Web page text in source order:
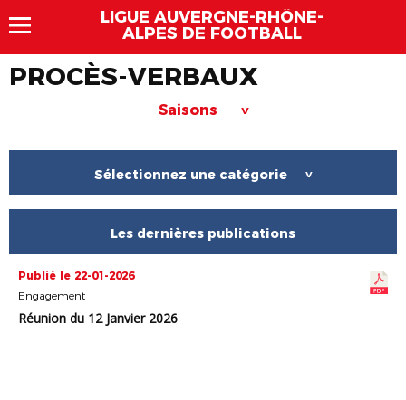
LIGUE AUVERGNE-RHÔNE-
ALPES DE FOOTBALL
PROCÈS-VERBAUX
Saisons >
Sélectionnez une catégorie >
Les dernières publications
Publié le 22-01-2026
Engagement
Réunion du 12 Janvier 2026